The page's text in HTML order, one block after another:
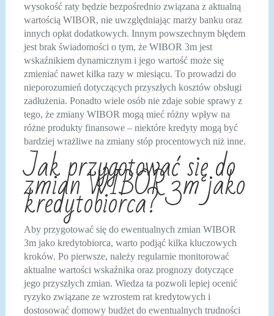
wysokość raty będzie bezpośrednio związana z aktualną
wartością WIBOR, nie uwzględniając marży banku oraz
innych opłat dodatkowych. Innym powszechnym błędem
jest brak świadomości o tym, że WIBOR 3m jest
wskaźnikiem dynamicznym i jego wartość może się
zmieniać nawet kilka razy w miesiącu. To prowadzi do
nieporozumień dotyczących przyszłych kosztów obsługi
zadłużenia. Ponadto wiele osób nie zdaje sobie sprawy z
tego, że zmiany WIBOR mogą mieć różny wpływ na
różne produkty finansowe – niektóre kredyty mogą być
bardziej wrażliwe na zmiany stóp procentowych niż inne.
Jak przygotować się do
zmian WIBOR 3m jako
kredytobiorca?
Aby przygotować się do ewentualnych zmian WIBOR
3m jako kredytobiorca, warto podjąć kilka kluczowych
kroków. Po pierwsze, należy regularnie monitorować
aktualne wartości wskaźnika oraz prognozy dotyczące
jego przyszłych zmian. Wiedza ta pozwoli lepiej ocenić
ryzyko związane ze wzrostem rat kredytowych i
dostosować domowy budżet do ewentualnych trudności